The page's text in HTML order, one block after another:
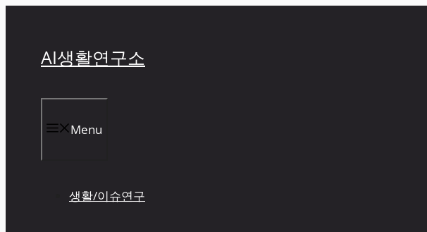
AI생활연구소
Menu
생활/이슈연구